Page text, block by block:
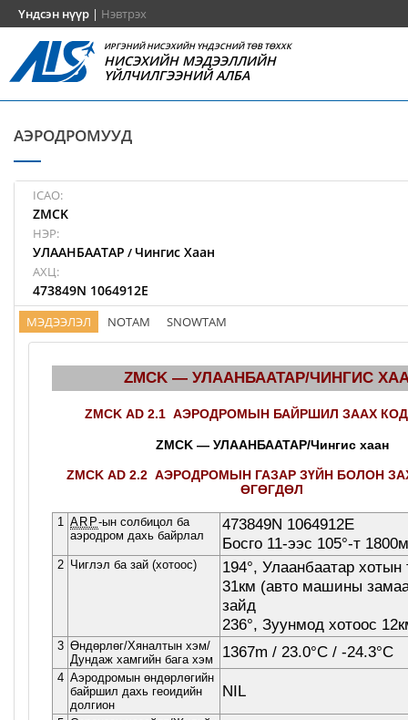
Үндсэн нүүр | Нэвтрэх
ИРГЭНИЙ НИСЭХИЙН ҮНДЭСНИЙ ТӨВ ТӨХХК
НИСЭХИЙН МЭДЭЭЛЛИЙН
ҮЙЛЧИЛГЭЭНИЙ АЛБА
АЭРОДРОМУУД
ICAO:
ZMCK
НЭР:
УЛААНБААТАР / Чингис Хаан
АХЦ:
473849N 1064912E
МЭДЭЭЛЭЛ NOTAM SNOWTAM